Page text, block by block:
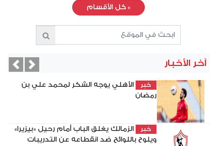
» كل الأقسام
آخر الأخبار
خبر
الأهلي يوجه الشكر لمحمد علي بن
رمضان
خبر
الزمالك يغلق الباب أمام رحيل «بيزيرا»
ويلوح باللوائح ضد انقطاعه عن التدريبات
Next